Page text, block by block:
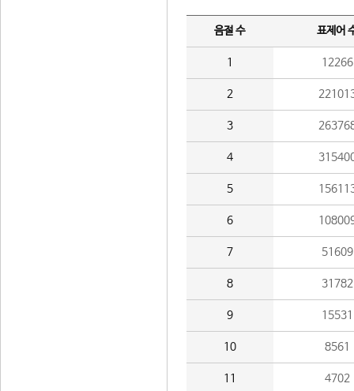
음절 수 표제어
1 12266
2
3
4
5
6
7 51609
8 31782
9 15531
10 8561
11 4702